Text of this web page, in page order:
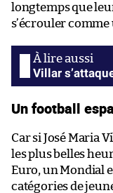
longtemps que
s’écrouler comme
Villar
Un football
Car si José Maria
les plus belles
Euro, un Mondial
catégories de